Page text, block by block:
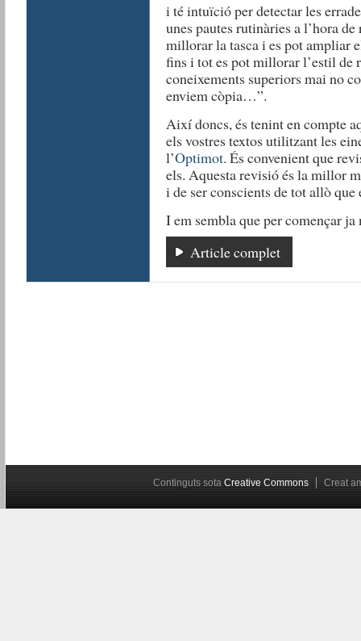
i té intuïció per detectar les
unes pautes rutinàries a l’hora
millorar la tasca i es pot ampliar
fins i tot es pot millorar l’estil de
coneixements superiors mai no
enviem còpia…”.
Així doncs, és tenint en compte
els vostres textos utilitzant les
l’Optimot. És convenient que
els. Aquesta revisió és la millor
i de ser conscients de tot allò
I em sembla que per començar ja
Article complet
Continguts sota Creative Commons Creat